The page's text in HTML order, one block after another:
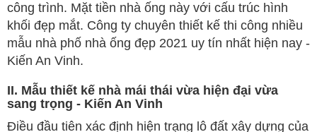
công trình. Mặt tiền nhà ống này với cấu trúc hình
khối đẹp mắt. Công ty chuyên thiết kế thi công nhiều
mẫu nhà phố nhà ống đẹp 2021 uy tín nhất hiện nay -
Kiến An Vinh.
II. Mẫu thiết kế nhà mái thái vừa hiện đại vừa
sang trọng - Kiến An Vinh
Điều đầu tiên xác định hiện trạng lô đất xây dựng của